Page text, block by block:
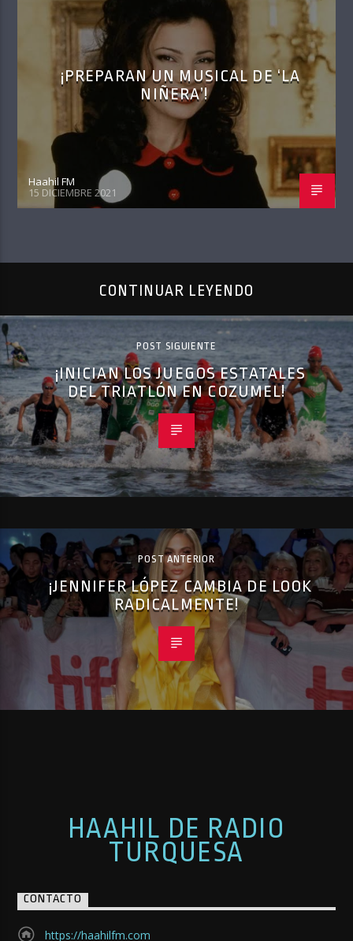
¡PREPARAN UN MUSICAL DE ‘LA
NIÑERA’!
Haahil FM
15 DICIEMBRE 2021
CONTINUAR LEYENDO
POST SIGUIENTE
¡INICIAN LOS JUEGOS ESTATALES
DEL TRIATLÓN EN COZUMEL!
POST ANTERIOR
¡JENNIFER LÓPEZ CAMBIA DE LOOK
RADICALMENTE!
HAAHIL DE RADIO
TURQUESA
CONTACTO
https://haahilfm.com